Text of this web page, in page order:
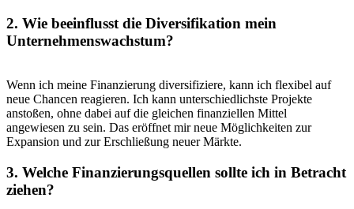
2. Wie beeinflusst ⁢die Diversifikation‌ mein
Unternehmenswachstum?
Wenn ich​ meine Finanzierung⁤ diversifiziere,‍ kann ich ​flexibel auf
neue Chancen ‍reagieren.⁤ Ich kann unterschiedlichste Projekte
anstoßen, ohne dabei auf die gleichen finanziellen ⁤Mittel
angewiesen ‍zu sein. Das eröffnet mir neue Möglichkeiten zur
Expansion und⁤ zur Erschließung neuer Märkte.
3.⁢ Welche Finanzierungsquellen sollte ich​ in⁣ Betracht⁣
ziehen?